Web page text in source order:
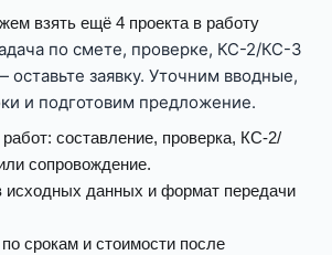
взять ещё 4 проекта в работу
по смете, проверке, КС-2/КС-3
оставьте заявку. Уточним вводные,
и подготовим предложение.
составление, проверка, КС-2/
сопровождение.
исходных данных и формат передачи
срокам и стоимости после